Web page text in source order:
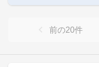
前の20件